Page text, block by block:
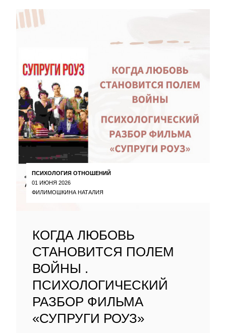
ПСИХОЛОГИЯ ОТНОШЕНИЙ
01 ИЮНЯ 2026
ФИЛИМОШКИНА НАТАЛИЯ
КОГДА ЛЮБОВЬ
СТАНОВИТСЯ ПОЛЕМ
ВОЙНЫ .
ПСИХОЛОГИЧЕСКИЙ
РАЗБОР ФИЛЬМА
«СУПРУГИ РОУЗ»